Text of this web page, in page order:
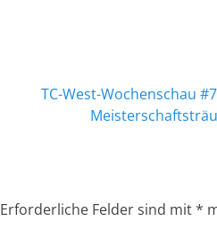
Nächster
TC-West-Wochenschau
Erforderliche Felder sind mit*